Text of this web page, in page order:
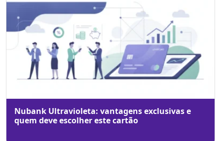
Nubank Ultravioleta: vantagens exclusivas e
quem deve escolher este cartão